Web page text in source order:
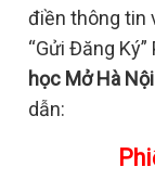
điền thông tin
“Gửi Đăng
học Mở Hà Nội
dẫn: